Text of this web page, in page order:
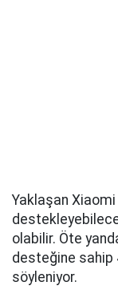
Yaklaşan Xiaomi
olabilir. Öte
desteğine sahip
söyleniyor.